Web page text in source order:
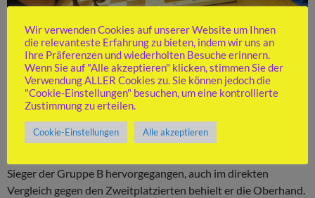
Foto: Klaus Templin
In der Gruppe B war der Kampf um die Spitze spannender.
Kyryl Kuksa, Till Hofmeister und Sharvesh Rajakumar waren
fast gleich auf. Deshalb wurde noch eine 6. Runde angehängt.
Sieger der Gruppe B hervorgegangen, auch im direkten
Vergleich gegen den Zweitplatzierten behielt er die Oberhand.
Wir verwenden Cookies auf unserer Website um Ihnen
die relevanteste Erfahrung zu bieten, indem wir uns an
Ihre Präferenzen und wiederholten Besuche erinnern.
Wenn Sie auf "Alle akzeptieren" klicken, stimmen Sie der
Verwendung ALLER Cookies zu. Sie können jedoch die
"Cookie-Einstellungen" besuchen, um eine kontrollierte
Zustimmung zu erteilen.
Cookie-Einstellungen Alle akzeptieren